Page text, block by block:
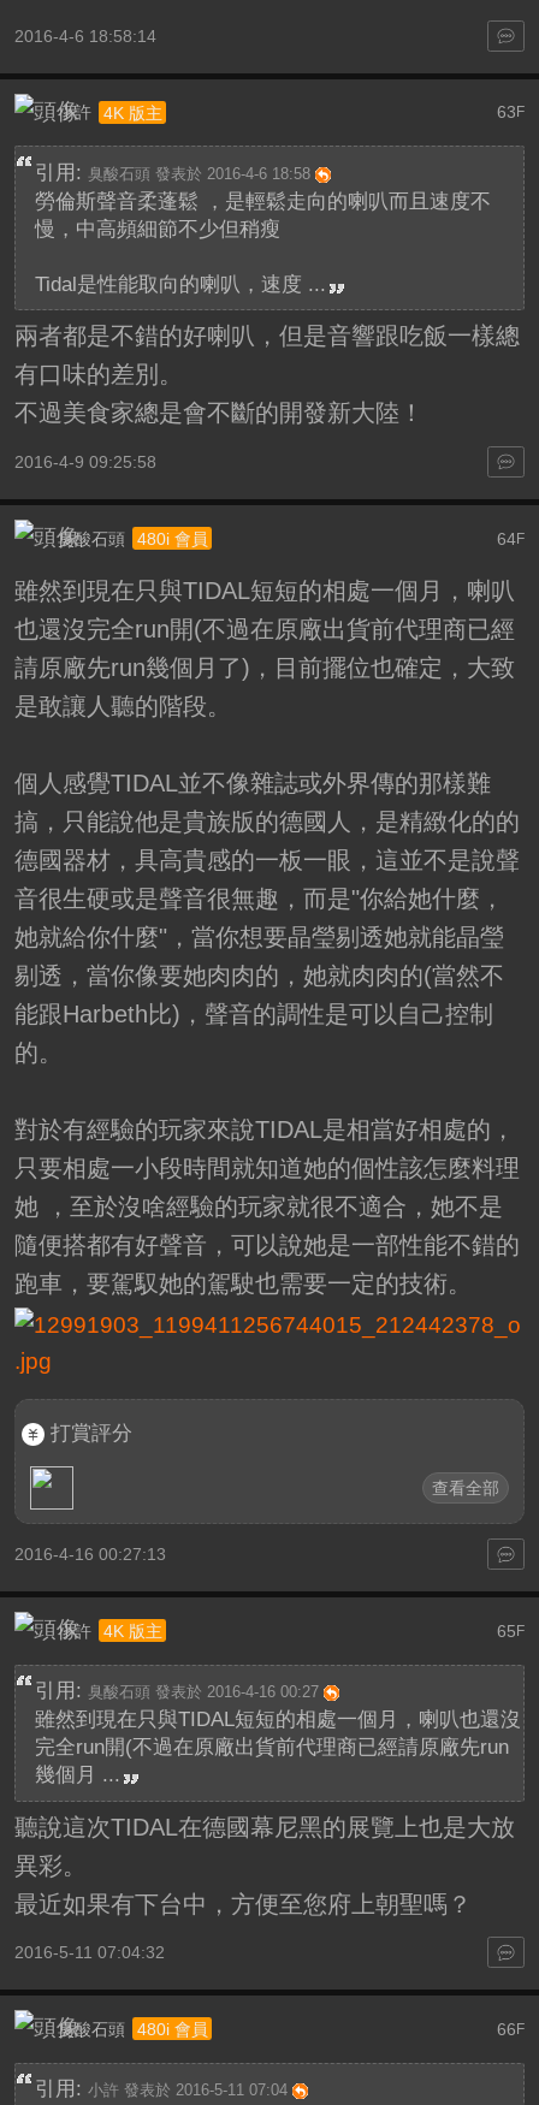
2016-4-6 18:58:14
63 F
小許 4K 版主
引用: 臭酸石頭 發表於 2016-4-6 18:58
勞倫斯聲音柔蓬鬆 ，是輕鬆走向的喇叭而且速度不
慢，中高頻細節不少但稍瘦
Tidal是性能取向的喇叭，速度 ...
兩者都是不錯的好喇叭，但是音響跟吃飯一樣總
有口味的差別。
不過美食家總是會不斷的開發新大陸！
2016-4-9 09:25:58
64F
臭酸石頭 480i 會員
雖然到現在只與TIDAL短短的相處一個月，喇叭
也還沒完全run開(不過在原廠出貨前代理商已經
請原廠先run幾個月了)，目前擺位也確定，大致
是敢讓人聽的階段。
個人感覺TIDAL並不像雜誌或外界傳的那樣難
搞，只能說他是貴族版的德國人，是精緻化的的
德國器材，具高貴感的一板一眼，這並不是說聲
音很生硬或是聲音很無趣，而是"你給她什麼，
她就給你什麼"，當你想要晶瑩剔透她就能晶瑩
剔透，當你像要她肉肉的，她就肉肉的(當然不
能跟Harbeth比)，聲音的調性是可以自己控制
的。
對於有經驗的玩家來說TIDAL是相當好相處的，
只要相處一小段時間就知道她的個性該怎麼料理
她 ，至於沒啥經驗的玩家就很不適合，她不是
隨便搭都有好聲音，可以說她是一部性能不錯的
跑車，要駕馭她的駕駛也需要一定的技術。
打賞評分
查看全部
2016-4-16 00:27:13
65 F
小許 4K 版主
引用: 臭酸石頭 發表於 2016-4-16 00:27
雖然到現在只與TIDAL短短的相處一個月，喇叭也還沒
完全run開(不過在原廠出貨前代理商已經請原廠先run
幾個月 ...
聽說這次TIDAL在德國幕尼黑的展覽上也是大放
異彩。
最近如果有下台中，方便至您府上朝聖嗎？
2016-5-11 07:04:32
66 F
臭酸石頭 480i 會員
引用: 小許 發表於 2016-5-11 07:04